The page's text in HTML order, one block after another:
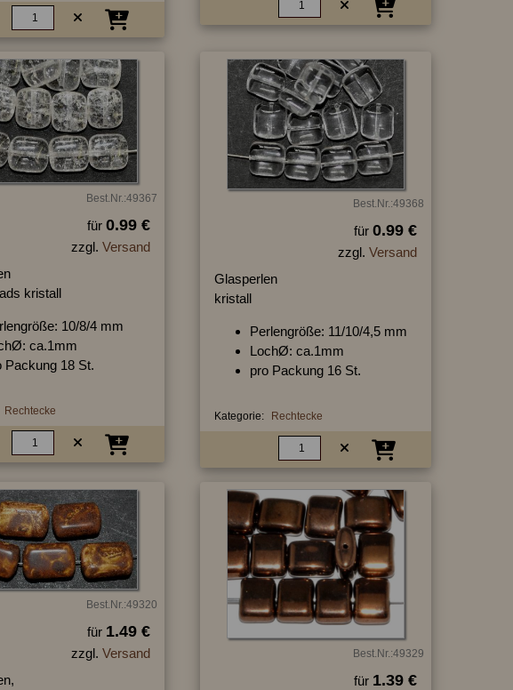
Best.Nr.:49367
für 0.99 €
zzgl. Versand
kristall
10/8/4 mm
ca.1mm
Packung 18 St.
Rechtecke
Best.Nr.:49368
für 0.99 €
zzgl. Versand
Glasperlen
kristall
Perlengröße: 11/10/4,5 mm
LochØ: ca.1mm
pro Packung 16 St.
Kategorie: Rechtecke
Best.Nr.:49320
für 1.49 €
zzgl. Versand
Best.Nr.:49329
für 1.39 €